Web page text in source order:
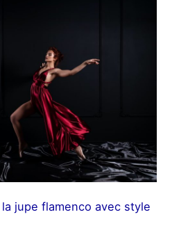
jupe flamenco avec style